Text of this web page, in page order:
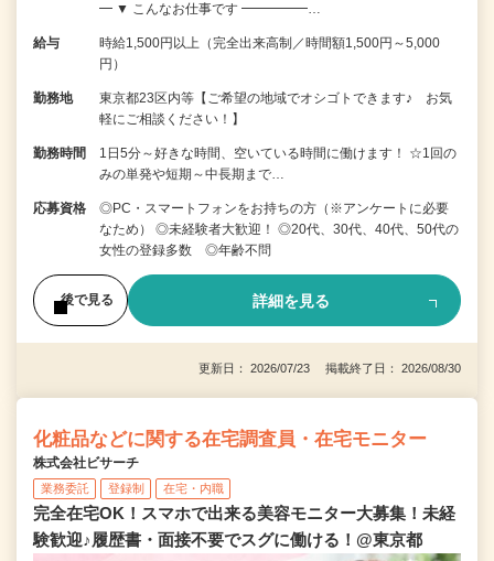
━ ▼ こんなお仕事です ━━━━━…
給与
時給1,500円以上（完全出来高制／時間額1,500円～5,000
円）
勤務地
東京都23区内等【ご希望の地域でオシゴトできます♪ お気
軽にご相談ください！】
勤務時間
1日5分～好きな時間、空いている時間に働けます！ ☆1回の
みの単発や短期～中長期まで…
応募資格
◎PC・スマートフォンをお持ちの方（※アンケートに必要
なため） ◎未経験者大歓迎！ ◎20代、30代、40代、50代の
女性の登録多数 ◎年齢不問
後で見る 詳細を見る
更新日： 2026/07/23 掲載終了日： 2026/08/30
化粧品などに関する在宅調査員・在宅モニター
株式会社ビサーチ
業務委託 登録制 在宅・内職
完全在宅OK！スマホで出来る美容モニター大募集！未経
験歓迎♪履歴書・面接不要でスグに働ける！@東京都